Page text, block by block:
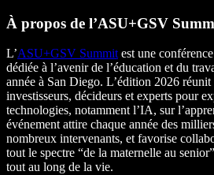
À propos de l’ASU+GSV
L’ASU+GSV Summitest une
dédiée à l’avenir de l’éducation et du
année à San Diego. L’édition 2026 réunit
investisseurs, décideurs et experts pour
technologies, notamment l’IA, sur
événement attire chaque année des
nombreux intervenants, et favorise
tout le spectre “de la maternelle au
tout au long de la vie.